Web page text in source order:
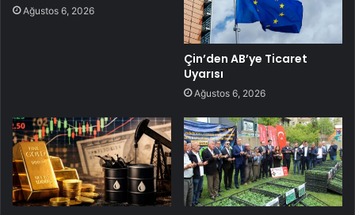
Ağustos 6, 2026
Çin’den AB’ye Ticaret
Uyarısı
Ağustos 6, 2026